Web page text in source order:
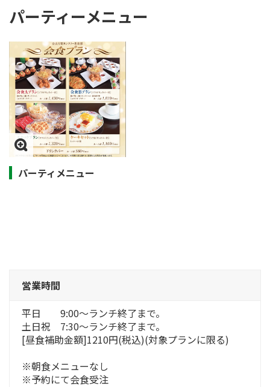
パーティーメニュー
パーティメニュー
営業時間
平日 9:00～ランチ終了まで。
土日祝 7:30～ランチ終了まで。
[昼食補助金額]1210円(税込)(対象プランに限る)
※朝食メニューなし
※予約にて会食受注